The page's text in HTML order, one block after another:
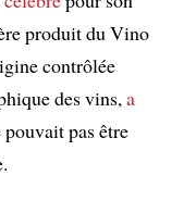
produit du Vino
contrôlée
des vins, a
pas être